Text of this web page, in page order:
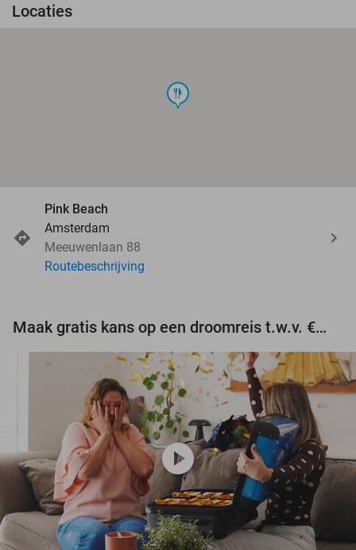
Locaties
food
Pink Beach
Amsterdam
Meeuwenlaan 88
Routebeschrijving
Maak gratis kans op een droomreis t.w.v. €3.000!
play_circle